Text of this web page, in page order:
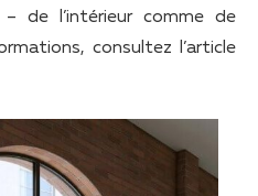
de l’intérieur comme de
consultez l’article